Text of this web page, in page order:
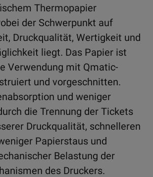
Thermopapier
der Schwerpunkt auf
Druckqualität, Wertigkeit und
liegt. Das Papier ist
Verwendung mit Qmatic-
und vorgeschnitten.
und weniger
die Trennung der Tickets
Druckqualität, schnelleren
Papierstaus und
Belastung der
des Druckers.